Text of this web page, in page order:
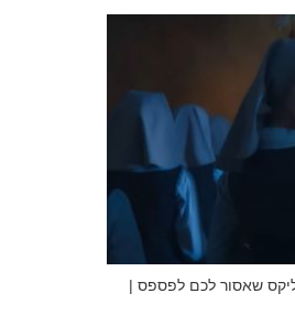
שאסור לכם לפספס |